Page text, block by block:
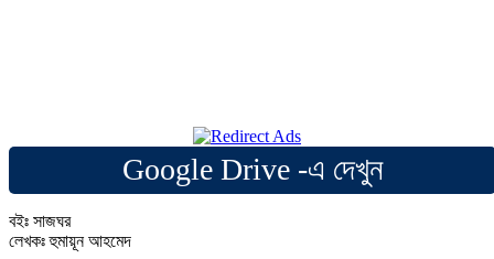
Google Drive -এ দেখুন
বইঃ সাজঘর
লেখকঃ হুমায়ূন আহমেদ